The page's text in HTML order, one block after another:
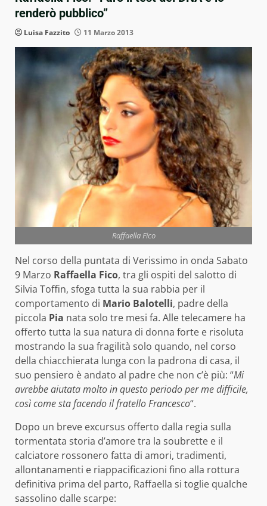
renderò pubblico”
Luisa Fazzito 11 Marzo 2013
Raffaella Fico
Nel corso della puntata di Verissimo in onda Sabato
9 Marzo Raffaella Fico, tra gli ospiti del salotto di
Silvia Toffin, sfoga tutta la sua rabbia per il
comportamento di Mario Balotelli, padre della
piccola Pia nata solo tre mesi fa. Alle telecamere ha
offerto tutta la sua natura di donna forte e risoluta
mostrando la sua fragilità solo quando, nel corso
della chiacchierata lunga con la padrona di casa, il
suo pensiero è andato al padre che non c’è più: “Mi
avrebbe aiutata molto in questo periodo per me difficile,
così come sta facendo il fratello Francesco“.
Dopo un breve excursus offerto dalla regia sulla
tormentata storia d’amore tra la soubrette e il
calciatore rossonero fatta di amori, tradimenti,
allontanamenti e riappacificazioni fino alla rottura
definitiva prima del parto, Raffaella si toglie qualche
sassolino dalle scarpe: